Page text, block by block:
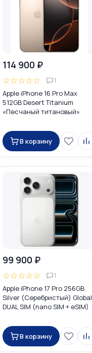
114 900 ₽
☆☆☆☆☆ 1
Apple iPhone 16 Pro Max
512GB Desert Titanium
«Песчаный титановый»
eSIM)
В корзину
99 900 ₽
☆☆☆☆☆ 1
Apple iPhone 17 Pro 256GB
Silver (Серебристый) Global
DUAL SIM (nano SIM + eSIM)
В корзину